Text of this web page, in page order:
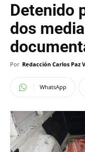
Detenido
dos
Por Redacción Carlos Paz
WhatsApp